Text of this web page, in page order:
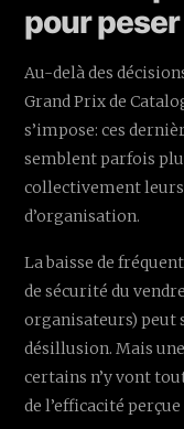
pour
Au-delà des
Grand Prix de
s’impose: ces
semblent parfois
collectivement
d’organisation.
La baisse de
de sécurité du
organisateurs) peut
désillusion. Mais
certains n’y vont
de l’efficacité